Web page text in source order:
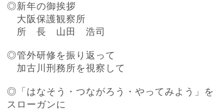
◎新年の御挨拶
大阪保護観察所
所 長 山田 浩司
◎管外研修を振り返って
加古川刑務所を視察して
◎「はなそう・つながろう・やってみよう」を
スローガンに